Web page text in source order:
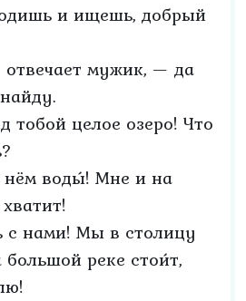
и ищешь, добрый
мужик, — да
тобой целое озеро! Что
воды́! Мне и на
с нами! Мы в столицу
реке стои́т,